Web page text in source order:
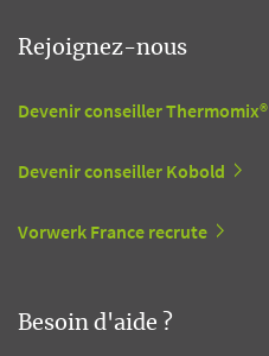
Rejoignez-nous
Devenir conseiller Thermomix®
Devenir conseiller Kobold
Vorwerk France recrute
Besoin d'aide ?